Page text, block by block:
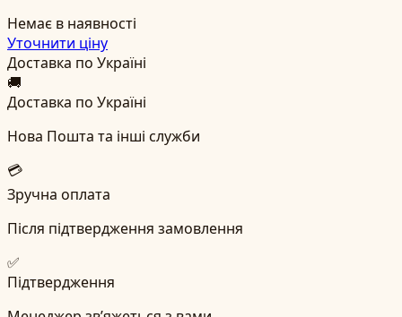
Немає в наявності
Уточнити ціну
Доставка по Україні
🚚
Доставка по Україні
Нова Пошта та інші служби
💳
Зручна оплата
Після підтвердження замовлення
✅
Підтвердження